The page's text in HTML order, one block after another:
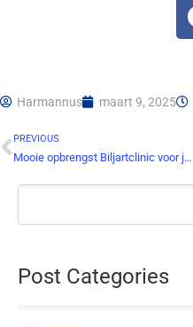
Harmannus maart 9, 2025
PREVIOUS
Mooie opbrengst Biljartclinic voor jongeren West-Friesland
Post Categories